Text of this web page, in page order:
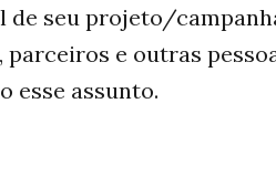
seu projeto/
e outras
esse assunto.